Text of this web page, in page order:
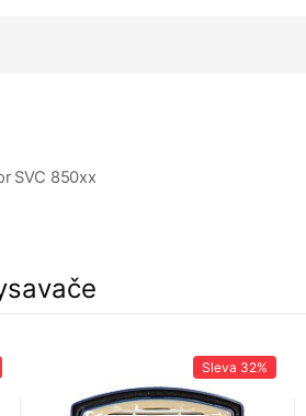
SVC 850xx
Sleva 32%